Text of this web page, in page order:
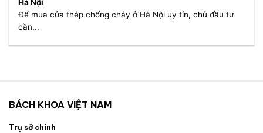
Hà Nội
Để mua cửa thép chống cháy ở Hà Nội uy tín, chủ đầu tư
cần...
BÁCH KHOA VIỆT NAM
Trụ sở chính